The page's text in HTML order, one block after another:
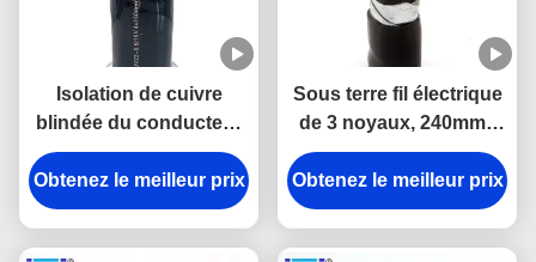
Isolation de cuivre
blindée du conducteur
XLPE de câble
électrique de la bande
1KV en acier
Obtenez le meilleur prix
Sous terre fil électrique
de 3 noyaux, 240mm2
24kv 6,6 kilovolts de
N2XRY STA de cable
électrique
Obtenez le meilleur prix